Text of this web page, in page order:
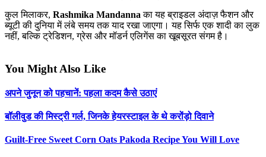
कुल मिलाकर, Rashmika Mandanna का यह ब्राइडल अंदाज़ फैशन और
ब्यूटी की दुनिया में लंबे समय तक याद रखा जाएगा। यह सिर्फ एक शादी का लुक
नहीं, बल्कि ट्रेडिशन, ग्रेस और मॉडर्न एलिगेंस का खूबसूरत संगम है।
You Might Also Like
अपने जुनून को पहचानें: पहला कदम कैसे उठाएं
बॉलीवुड की मिस्ट्री गर्ल, जिनके हेयरस्टाइल के थे करोंड़ो दिवाने
Guilt-Free Sweet Corn Oats Pakoda Recipe You Will Love